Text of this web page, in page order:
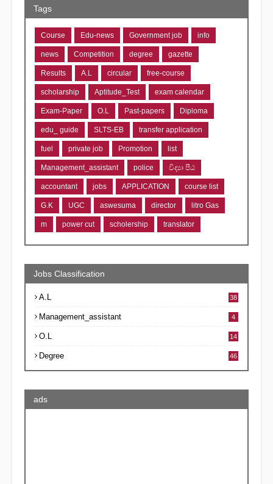
Tags
Course Edu-news Government job info
news Competition degree gazette
Results A.L circular free-course
scholarship Aptitude_Test exam calendar
Exam-Paper O.L Past-papers Diploma
edu_ guide SLTS-EB transfer application
fuel private job Promotion list
Management_assistant police විද්‍යා පීඨ
accountant jobs APPLICATION course list
G.K UGC aswesuma director litro Gas
m power cut scholership translator
Jobs Classification
A.L 38
Management_assistant 4
O.L 14
Degree 46
ads